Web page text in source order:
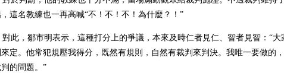
這名教練也一再高喊“不！不！不！為什麼？！”
此，鄒市明表示，這種打分上的爭議，本來及時仁者見仁、智者見智：“大
來定。他常犯規壓我得分，既然有規則，自然有裁判來判決。我唯一要做的
的問題。”